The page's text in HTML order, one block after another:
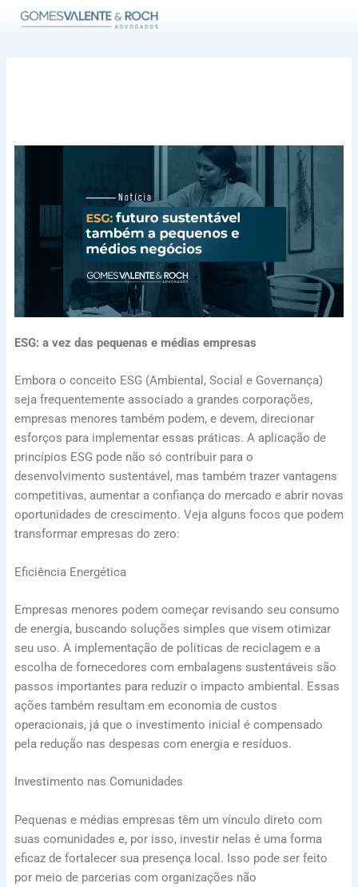
para
ESG: a vez das pequenas e médias empresas
Embora o conceito ESG (Ambiental, Social e Governança)
seja frequentemente associado a grandes corporações,
empresas menores também podem, e devem, direcionar
esforços para implementar essas práticas. A aplicação de
princípios ESG pode não só contribuir para o
desenvolvimento sustentável, mas também trazer vantagens
competitivas, aumentar a confiança do mercado e abrir novas
oportunidades de crescimento. Veja alguns focos que podem
transformar empresas do zero:
Eficiência Energética
Empresas menores podem começar revisando seu consumo
de energia, buscando soluções simples que visem otimizar
seu uso. A implementação de políticas de reciclagem e a
escolha de fornecedores com embalagens sustentáveis são
passos importantes para reduzir o impacto ambiental. Essas
ações também resultam em economia de custos
operacionais, já que o investimento inicial é compensado
pela redução nas despesas com energia e resíduos.
Investimento nas Comunidades
Pequenas e médias empresas têm um vínculo direto com
suas comunidades e, por isso, investir nelas é uma forma
eficaz de fortalecer sua presença local. Isso pode ser feito
por meio de parcerias com organizações não